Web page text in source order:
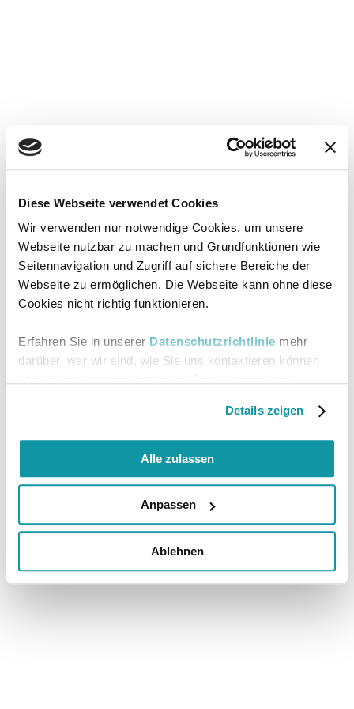
Diese Webseite verwendet Cookies
Wir verwenden nur notwendige Cookies, um unsere
Webseite nutzbar zu machen und Grundfunktionen wie
Seitennavigation und Zugriff auf sichere Bereiche der
Webseite zu ermöglichen. Die Webseite kann ohne diese
Cookies nicht richtig funktionieren.
Erfahren Sie in unserer Datenschutzrichtlinie mehr
darüber, wer wir sind, wie Sie uns kontaktieren können
Details zeigen
Alle zulassen
Anpassen
Ablehnen